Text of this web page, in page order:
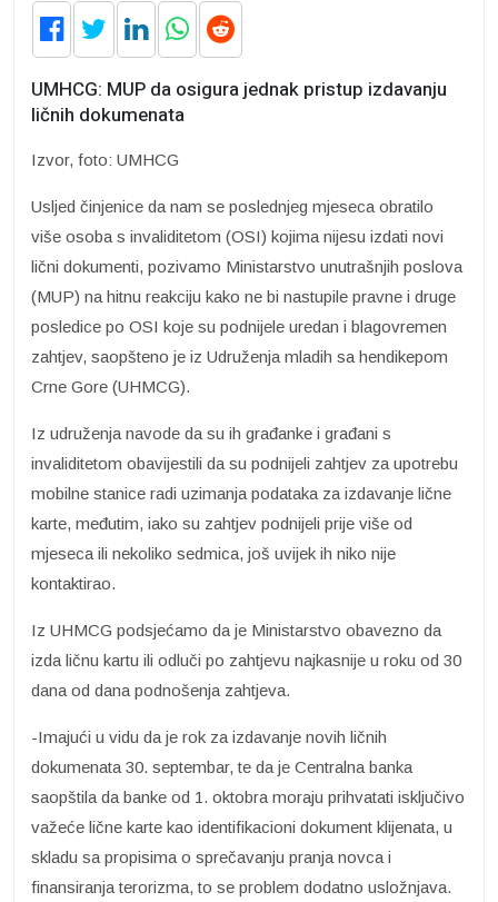
UMHCG: MUP da osigura jednak pristup izdavanju
ličnih dokumenata
Izvor, foto: UMHCG
Usljed činjenice da nam se poslednjeg mjeseca obratilo
više osoba s invaliditetom (OSI) kojima nijesu izdati novi
lični dokumenti, pozivamo Ministarstvo unutrašnjih poslova
(MUP) na hitnu reakciju kako ne bi nastupile pravne i druge
posledice po OSI koje su podnijele uredan i blagovremen
zahtjev, saopšteno je iz Udruženja mladih sa hendikepom
Crne Gore (UHMCG).
Iz udruženja navode da su ih građanke i građani s
invaliditetom obavijestili da su podnijeli zahtjev za upotrebu
mobilne stanice radi uzimanja podataka za izdavanje lične
karte, međutim, iako su zahtjev podnijeli prije više od
mjeseca ili nekoliko sedmica, još uvijek ih niko nije
kontaktirao.
Iz UHMCG podsjećamo da je Ministarstvo obavezno da
izda ličnu kartu ili odluči po zahtjevu najkasnije u roku od 30
dana od dana podnošenja zahtjeva.
-Imajući u vidu da je rok za izdavanje novih ličnih
dokumenata 30. septembar, te da je Centralna banka
saopštila da banke od 1. oktobra moraju prihvatati isključivo
važeće lične karte kao identifikacioni dokument klijenata, u
skladu sa propisima o sprečavanju pranja novca i
finansiranja terorizma, to se problem dodatno usložnjava.